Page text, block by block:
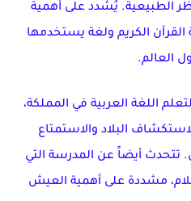
الطبيعية. يُشدد على أهمية
القرآن الكريم ولغة يستخدمها
لتعلم اللغة العربية في المملكة،
البلاد والاستمتاع
تتحدث أيضاً عن المدرسة التي
مشددة على أهمية العيش